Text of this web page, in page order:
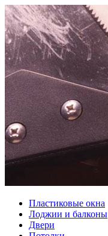
Пластиковые окна
Лоджии и балконы
Двери